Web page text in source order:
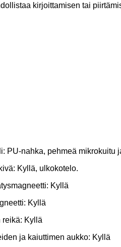
kirjoittamisen tai
PU-nahka, pehmeä mikrokuitu
Kyllä, ulkokotelo.
Kyllä
Kyllä
reikä: Kyllä
ja kaiuttimen aukko: Kyllä